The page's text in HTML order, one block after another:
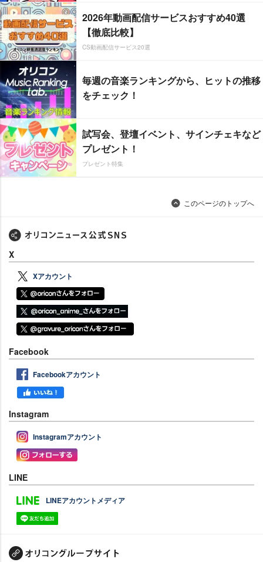
2026年動画配信サービスおすすめ40選
【徹底比較】
CS動画配信サービス20選
毎週の音楽ランキングから、ヒットの推移
をチェック！
試写会、登壇イベント、サインチェキなど
プレゼント！
プレゼント特集
このページのトップへ
X
Xアカウント
Facebook
Facebookアカウント
Instagram
Instagramアカウント
LINE
LINEアカウントメディア